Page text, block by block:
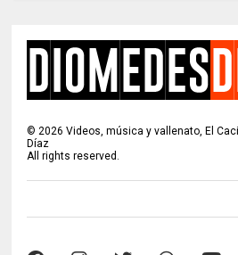
© 2026 Videos, música y vallenato, El
Díaz
All rights reserved.